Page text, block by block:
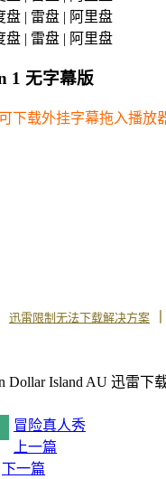
盘 | 雷盘 | 阿里盘
盘 | 雷盘 | 阿里盘
1 无字幕版
下载外挂字幕拖入播放
迅雷限制无法下载解决方案
冒险真人秀
上一篇
下一篇